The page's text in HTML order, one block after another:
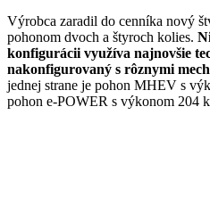
Výrobca zaradil do cenníka nový
pohonom dvoch a štyroch kolies.
konfigurácii využíva najnovšie
nakonfigurovaný s rôznymi
jednej strane je pohon MHEV s
pohon e-POWER s výkonom 204